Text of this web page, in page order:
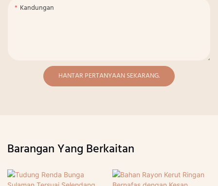
Kandungan
HANTAR PERTANYAAN SEKARANG.
Barangan Yang Berkaitan